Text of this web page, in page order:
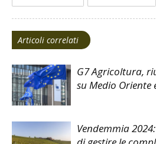
Articoli correlati
G7 Agricoltura,
su Medio Oriente
Vendemmia